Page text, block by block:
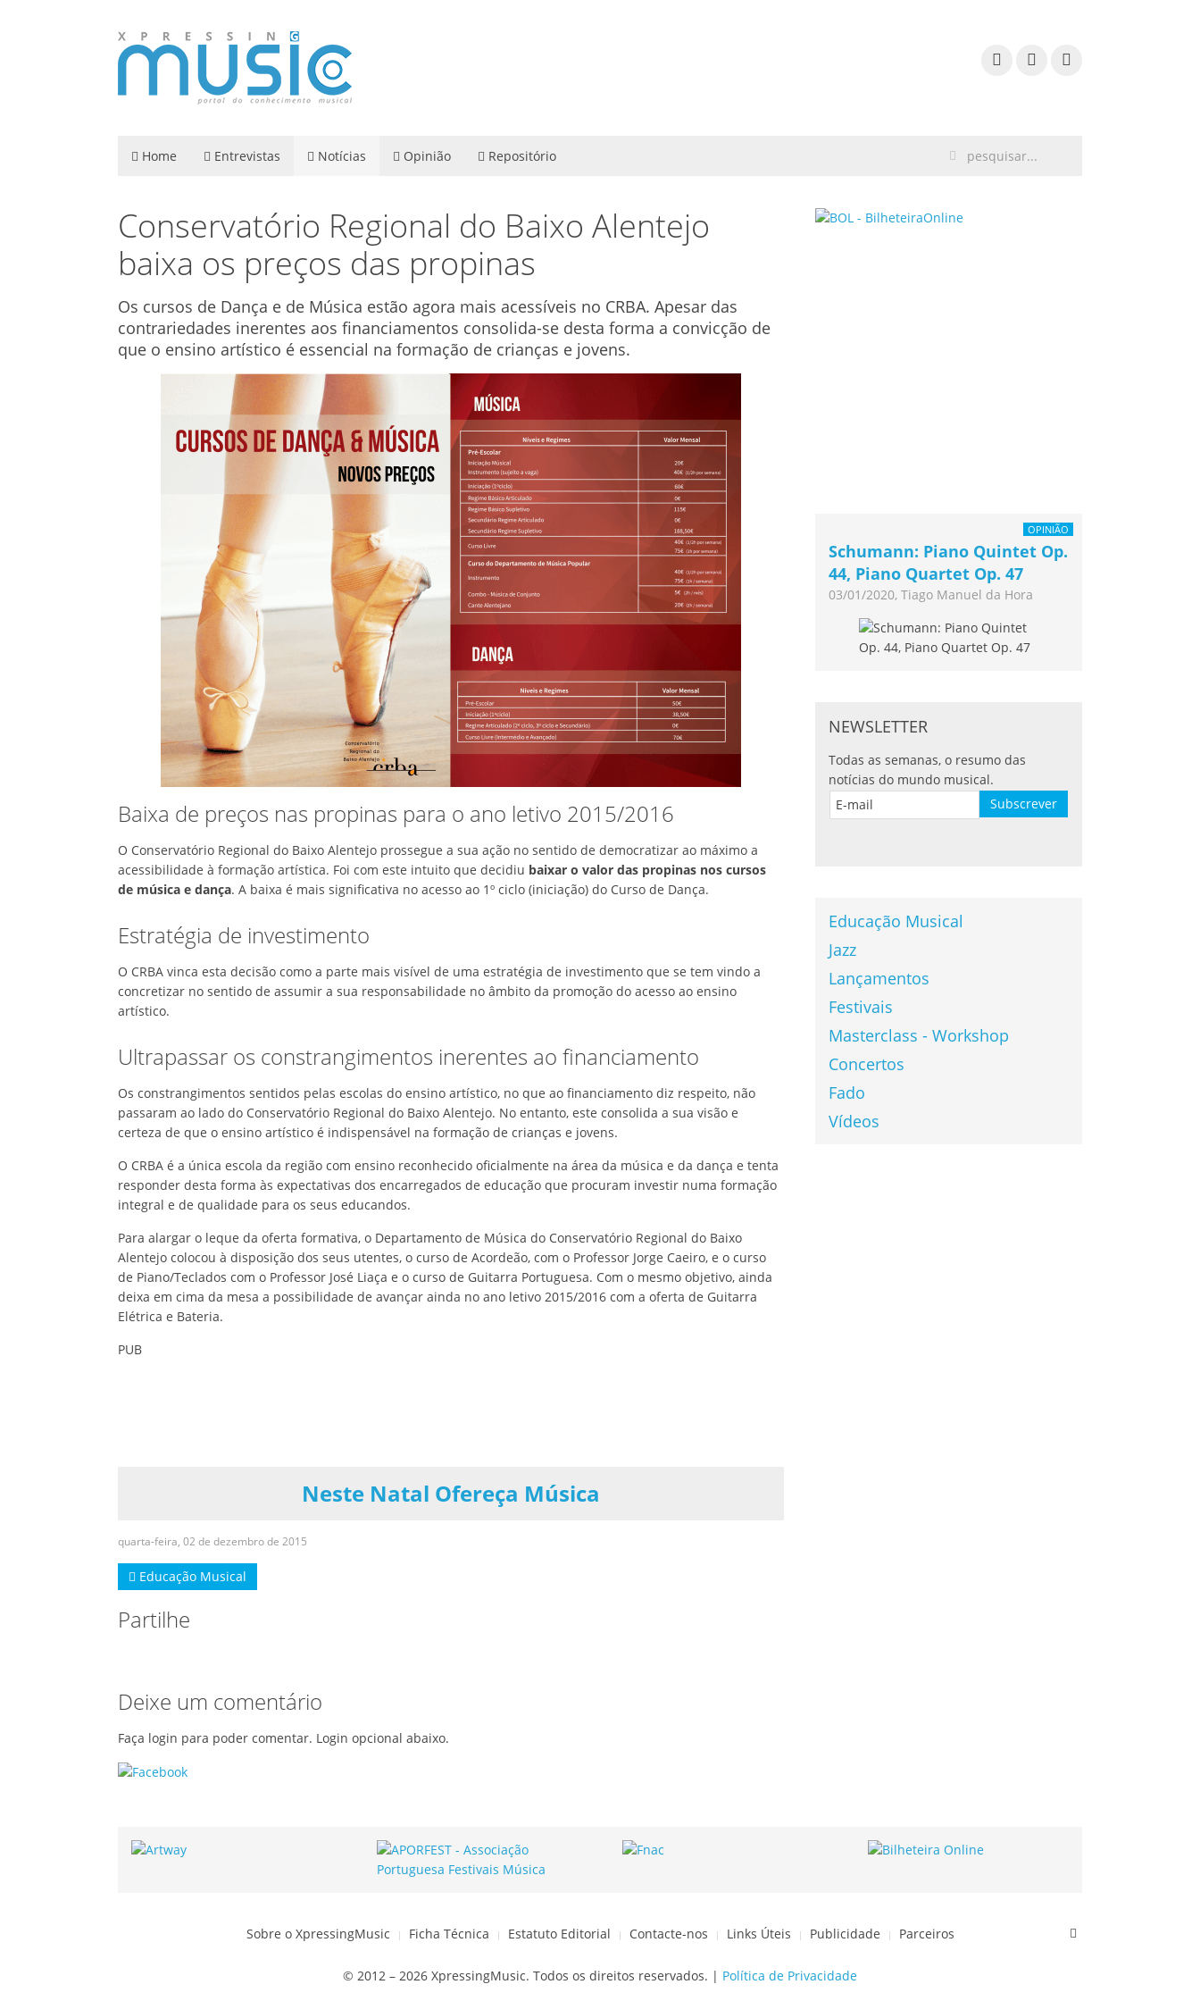
Home Entrevistas Notícias Opinião Repositório
Conservatório Regional do Baixo Alentejo
baixa os preços das propinas
Os cursos de Dança e de Música estão agora mais acessíveis no CRBA. Apesar das
contrariedades inerentes aos financiamentos consolida-se desta forma a convicção de
que o ensino artístico é essencial na formação de crianças e jovens.
Baixa de preços nas propinas para o ano letivo 2015/2016
O Conservatório Regional do Baixo Alentejo prossegue a sua ação no sentido de democratizar ao máximo a
acessibilidade à formação artística. Foi com este intuito que decidiu baixar o valor das propinas nos cursos
de música e dança. A baixa é mais significativa no acesso ao 1º ciclo (iniciação) do Curso de Dança.
Estratégia de investimento
O CRBA vinca esta decisão como a parte mais visível de uma estratégia de investimento que se tem vindo a
concretizar no sentido de assumir a sua responsabilidade no âmbito da promoção do acesso ao ensino
artístico.
Ultrapassar os constrangimentos inerentes ao financiamento
Os constrangimentos sentidos pelas escolas do ensino artístico, no que ao financiamento diz respeito, não
passaram ao lado do Conservatório Regional do Baixo Alentejo. No entanto, este consolida a sua visão e
certeza de que o ensino artístico é indispensável na formação de crianças e jovens.
O CRBA é a única escola da região com ensino reconhecido oficialmente na área da música e da dança e tenta
responder desta forma às expectativas dos encarregados de educação que procuram investir numa formação
integral e de qualidade para os seus educandos.
Para alargar o leque da oferta formativa, o Departamento de Música do Conservatório Regional do Baixo
Alentejo colocou à disposição dos seus utentes, o curso de Acordeão, com o Professor Jorge Caeiro, e o curso
de Piano/Teclados com o Professor José Liaça e o curso de Guitarra Portuguesa. Com o mesmo objetivo, ainda
deixa em cima da mesa a possibilidade de avançar ainda no ano letivo 2015/2016 com a oferta de Guitarra
Elétrica e Bateria.
PUB
Neste Natal Ofereça Música
quarta-feira, 02 de dezembro de 2015
Educação Musical
Partilhe
Deixe um comentário
Faça login para poder comentar. Login opcional abaixo.
OPINIÃO
Schumann: Piano Quintet Op.
44, Piano Quartet Op. 47
03/01/2020, Tiago Manuel da Hora
NEWSLETTER
Todas as semanas, o resumo das
notícias do mundo musical.
Educação Musical
Jazz
Lançamentos
Festivais
Masterclass - Workshop
Concertos
Fado
Vídeos
Sobre o XpressingMusic Ficha Técnica Estatuto Editorial Contacte-nos Links Úteis Publicidade Parceiros
© 2012 – 2026 XpressingMusic. Todos os direitos reservados. | Política de Privacidade